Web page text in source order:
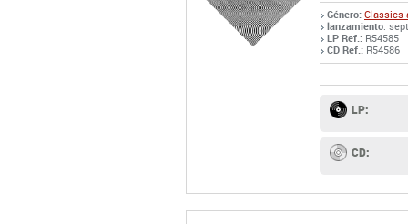
Género: Classics
lanzamiento:
LP Ref.: R54585
CD Ref.: R54586
LP:
CD: